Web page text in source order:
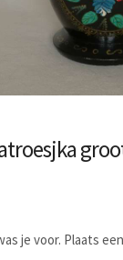
je voor. Plaats